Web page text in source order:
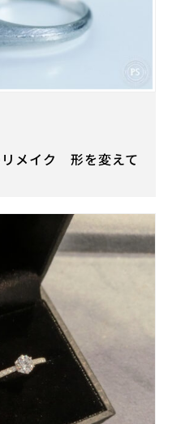
メイク 形を変えて